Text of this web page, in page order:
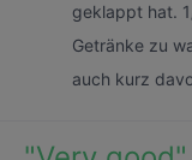
geklappt hat.
Getränke zu
auch kurz